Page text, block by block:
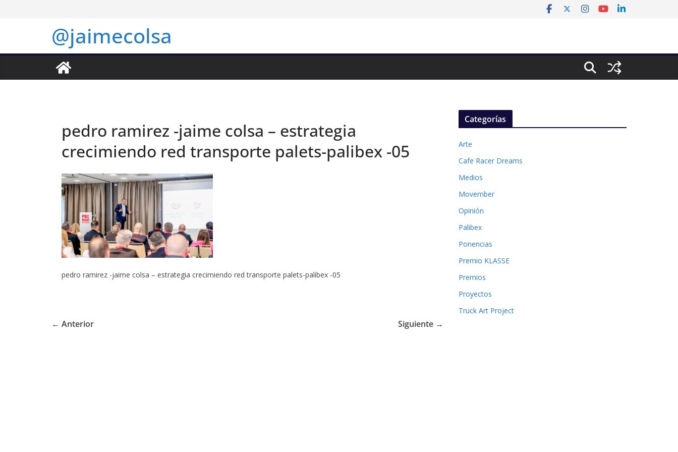
@jaimecolsa
pedro ramirez -jaime colsa – estrategia
crecimiendo red transporte palets-palibex -05
pedro ramirez -jaime colsa – estrategia crecimiendo red transporte palets-palibex -05
← Anterior Siguiente →
Categorías
Arte
Cafe Racer Dreams
Medios
Movember
Opinión
Palibex
Ponencias
Premio KLASSE
Premios
Proyectos
Truck Art Project